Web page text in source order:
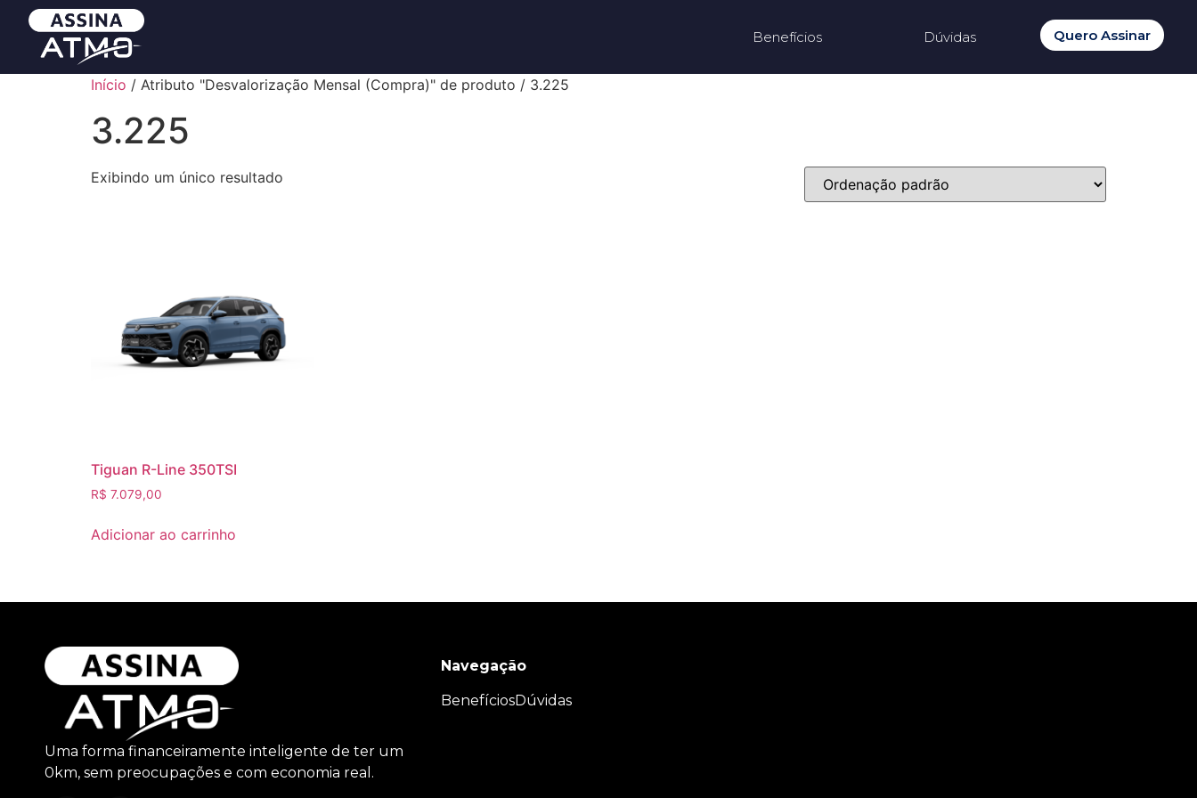
Dúvidas
Benefícios Quero Assinar
Início / Atributo "Desvalorização Mensal (Compra)" de produto / 3.225
3.225
Exibindo um único resultado
Tiguan R-Line 350TSI
R$ 7.079,00
Adicionar ao carrinho
Uma forma financeiramente inteligente de ter um
0km, sem preocupações e com economia real.
Navegação
BenefíciosDúvidas